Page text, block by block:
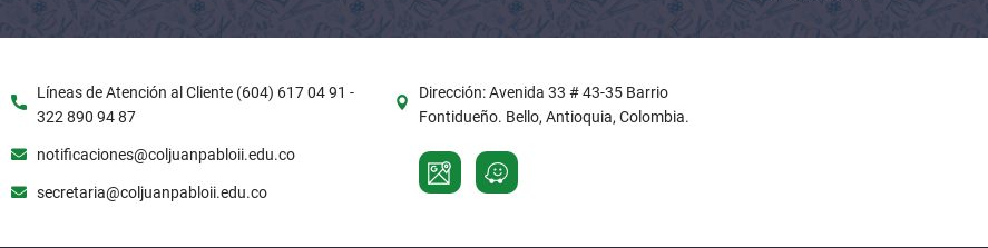
Líneas de Atención al Cliente (604) 617 04 91 -
322 890 94 87
notificaciones@coljuanpabloii.edu.co
secretaria@coljuanpabloii.edu.co
Dirección: Avenida 33 # 43-35 Barrio
Fontidueño. Bello, Antioquia, Colombia.